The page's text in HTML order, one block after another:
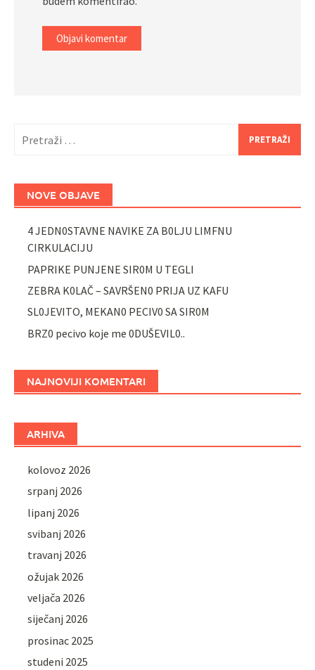
NOVE OBJAVE
4 JEDN0STAVNE NAVIKE ZA B0LJU LIMFNU
CIRKULACIJU
PAPRIKE PUNJENE SIR0M U TEGLI
ZEBRA K0LAČ – SAVRŠEN0 PRIJA UZ KAFU
SL0JEVITO, MEKAN0 PECIV0 SA SIR0M
BRZ0 pecivo koje me 0DUŠEVIL0..
NAJNOVIJI KOMENTARI
ARHIVA
kolovoz 2026
srpanj 2026
lipanj 2026
svibanj 2026
travanj 2026
ožujak 2026
veljača 2026
siječanj 2026
prosinac 2025
studeni 2025